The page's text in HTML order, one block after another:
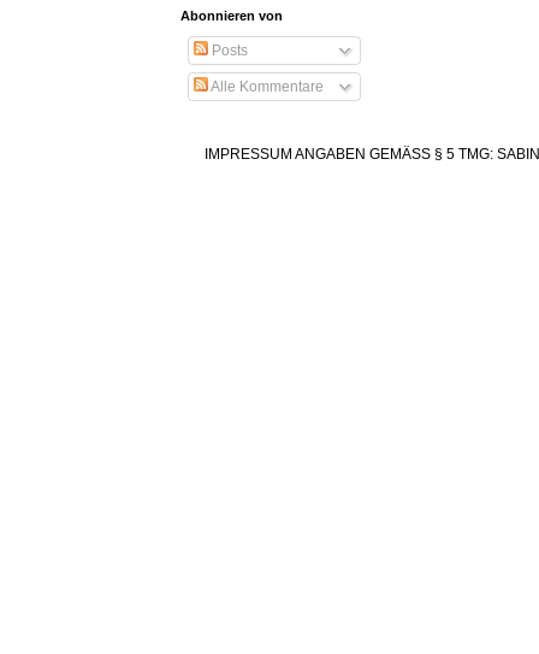
Abonnieren von
Posts
Alle Kommentare
IMPRESSUM ANGABEN GEMÄSS § 5 TMG: